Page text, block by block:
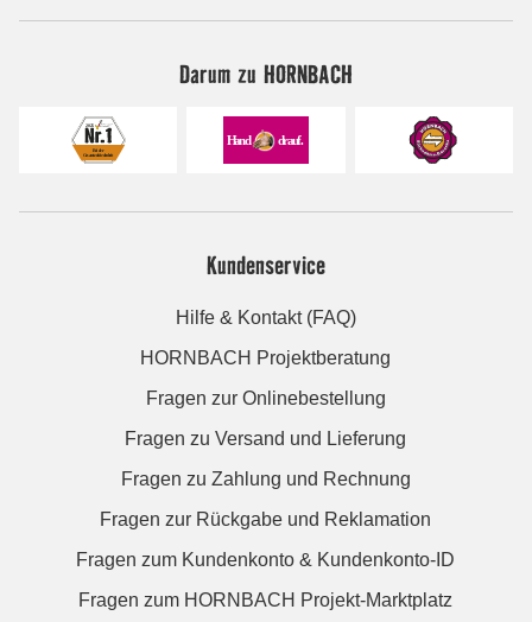
Darum zu HORNBACH
Kundenservice
Hilfe & Kontakt (FAQ)
HORNBACH Projektberatung
Fragen zur Onlinebestellung
Fragen zu Versand und Lieferung
Fragen zu Zahlung und Rechnung
Fragen zur Rückgabe und Reklamation
Fragen zum Kundenkonto & Kundenkonto-ID
Fragen zum HORNBACH Projekt-Marktplatz